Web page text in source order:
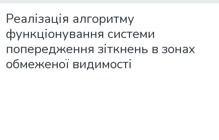
Реалізація алгоритму
функціонування системи
попередження зіткнень в зонах
обмеженої видимості